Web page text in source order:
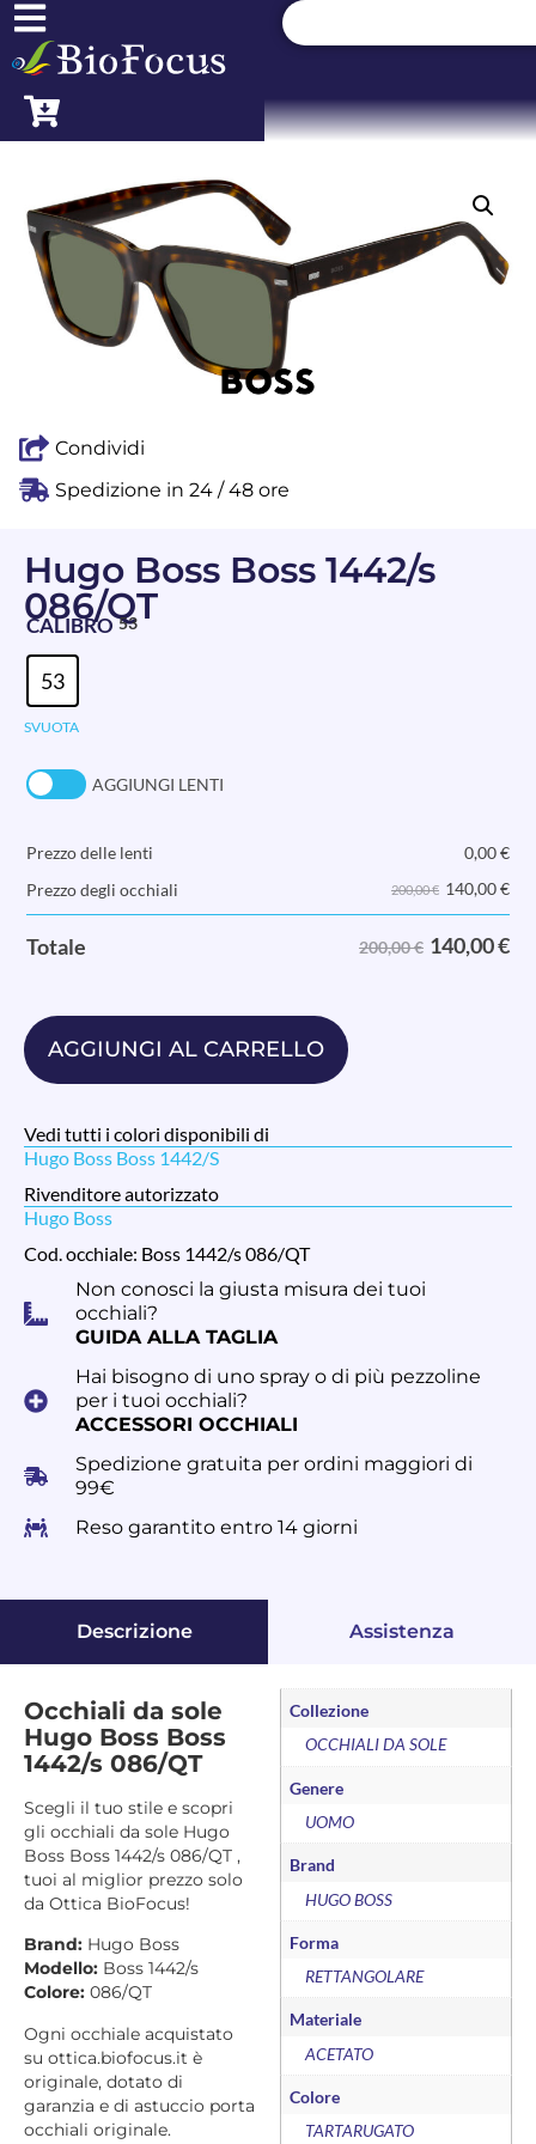
Condividi
Spedizione in 24 / 48 ore
Hugo Boss Boss 1442/s
086/QT
CALIBRO 53
53
SVUOTA
AGGIUNGI LENTI
Prezzo delle lenti 0,00€
Prezzo degli occhiali
200,00 € 140,00€
Totale 200,00 € 140,00€
AGGIUNGI AL CARRELLO
Vedi tutti i colori disponibili di
Hugo Boss Boss 1442/S
Rivenditore autorizzato
Hugo Boss
Cod. occhiale: Boss 1442/s 086/QT
Non conosci la giusta misura dei tuoi
occhiali?
GUIDA ALLA TAGLIA
Hai bisogno di uno spray o di più pezzoline
per i tuoi occhiali?
ACCESSORI OCCHIALI
Spedizione gratuita per ordini maggiori di
99€
Reso garantito entro 14 giorni
Descrizione Assistenza
Occhiali da sole
Hugo Boss Boss
1442/s 086/QT
Scegli il tuo stile e scopri
gli occhiali da sole Hugo
Boss Boss 1442/s 086/QT ,
tuoi al miglior prezzo solo
da Ottica BioFocus!
Brand: Hugo Boss
Modello: Boss 1442/s
Colore: 086/QT
Ogni occhiale acquistato
su ottica.biofocus.it è
originale, dotato di
garanzia e di astuccio porta
occhiali originale.
Collezione
OCCHIALI DA SOLE
Genere
UOMO
Brand
HUGO BOSS
Forma
RETTANGOLARE
Materiale
ACETATO
Colore
TARTARUGATO